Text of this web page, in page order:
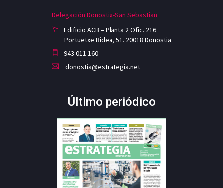
Delegación Donostia-San Sebastian
Edificio ACB – Planta 2 Ofic. 216
Portuetxe Bidea, 51. 20018 Donostia
943 011 160
donostia@estrategia.net
Último periódico